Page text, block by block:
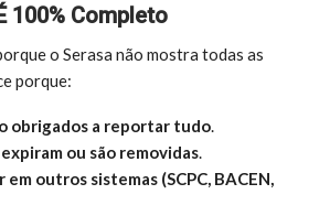
100% Completo
o Serasa não mostra todas as
porque:
obrigados a reportar tudo.
ou são removidas.
em outros sistemas (SCPC, BACEN,